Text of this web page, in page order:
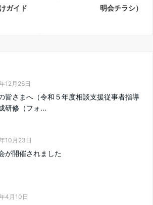
ガイド
明会チラシ）
12月26日
皆さまへ（令和５年度相談支援従事者指導
研修（フォ...
10月23日
が開催されました
4月10日